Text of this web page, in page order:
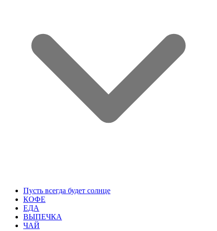
Пусть всегда будет солнце
КОФЕ
ЕДА
ВЫПЕЧКА
ЧАЙ